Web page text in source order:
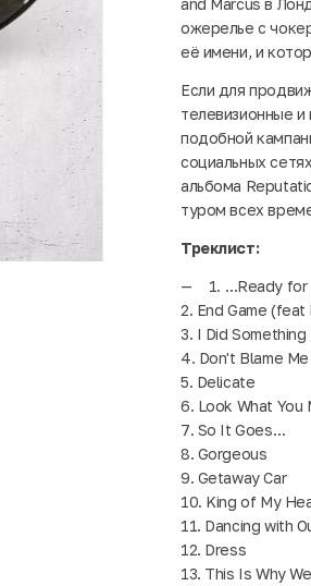
and Marcus в
ожерелье с
её имени, и
Если для
телевизионные
подобной
социальных
альбома
туром всех
Треклист:
1. …Ready for
2. End Game
3. I Did Something
4. Don't Blame Me
5. Delicate
6. Look What You
7. So It Goes…
8. Gorgeous
9. Getaway Car
10. King of My
11. Dancing with
12. Dress
13. This Is Why